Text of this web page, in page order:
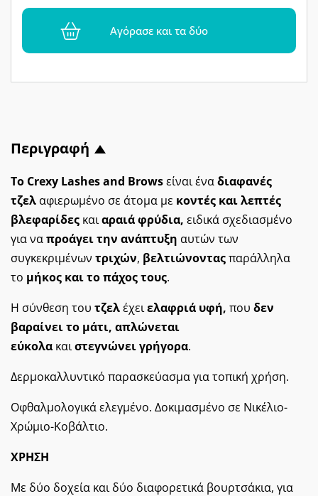
Αγόρασε και τα δύο
Περιγραφή
Το Crexy Lashes and Browsείναι έναδιαφανές
τζελαφιερωμένο σε άτομα με κοντές και λεπτές
βλεφαρίδες καιαραιά φρύδια, ειδικά σχεδιασμένο
για ναπροάγει την ανάπτυξη αυτών των
συγκεκριμένων τριχών, βελτιώνονταςπαράλληλα
το μήκος και το πάχος τους.
Η σύνθεση του τζελέχειελαφριά υφή, που δεν
βαραίνει το μάτι, απλώνεται
εύκολα καιστεγνώνει γρήγορα.
Δερμοκαλλυντικό παρασκεύασμα για τοπική χρήση.
Οφθαλμολογικά ελεγμένο. Δοκιμασμένο σε Νικέλιο-
Χρώμιο-Κοβάλτιο.
ΧΡΗΣΗ
Mε δύο δοχεία και δύο διαφορετικά βουρτσάκια, για